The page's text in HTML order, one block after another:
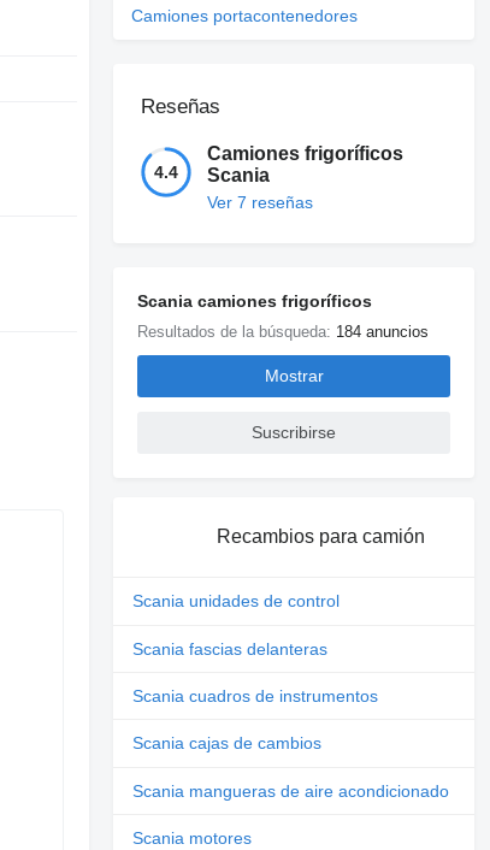
Camiones portacontenedores
Reseñas
4.4
Camiones frigoríficos
Scania
Ver 7 reseñas
Scania camiones frigoríficos
Resultados de la búsqueda: 184 anuncios
Mostrar
Suscribirse
Recambios para camión
Scania unidades de control
Scania fascias delanteras
Scania cuadros de instrumentos
Scania cajas de cambios
Scania mangueras de aire acondicionado
Scania motores